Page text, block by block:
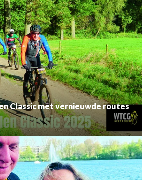
Vasser Heuvelen Classic met vernieuwde routes